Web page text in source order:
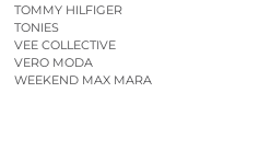
TOMMY HILFIGER
TONIES
VEE COLLECTIVE
VERO MODA
WEEKEND MAX MARA